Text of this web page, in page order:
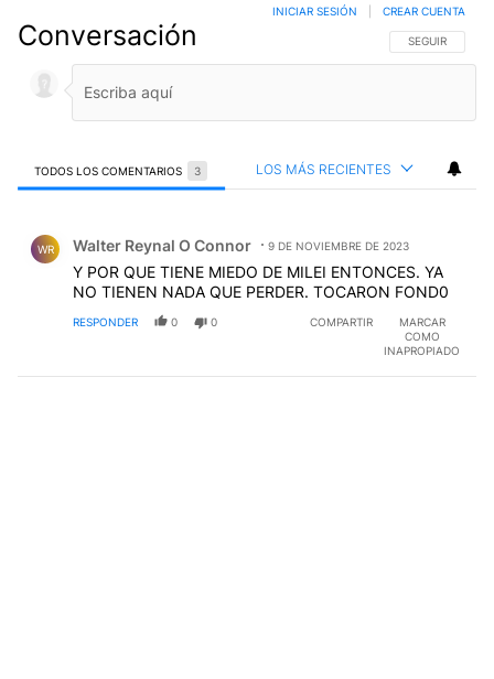
Conversación SIGA ESTA
SEGUIR
INICIAR SESIÓN CREAR CUENTA
TODOS LOS COMENTARIOS 3 LOS MÁS RECIENTES
WR Walter Reynal O Connor 9 DE NOVIEMBRE DE 2023
Y POR QUE TIENE MIEDO DE MILEI ENTONCES. YA
NO TIENEN NADA QUE PERDER. TOCARON FOND0
RESPONDER 0 0 COMPARTIR
MARCAR
COMO
INAPROPIADO